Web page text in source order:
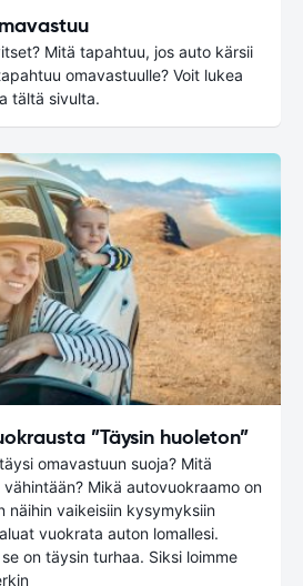
Mitä tapahtuu, jos auto kärsii
omavastuulle? Voit lukea
tältä sivulta.
”Täysin huoleton”
omavastuun suoja? Mitä
Mikä autovuokraamo on
näihin vaikeisiin kysymyksiin
vuokrata auton lomallesi.
on täysin turhaa. Siksi loimme